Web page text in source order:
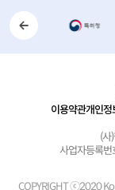
이용약관개인정
(사
사업자등록
COPYRIGHT ⓒ2020